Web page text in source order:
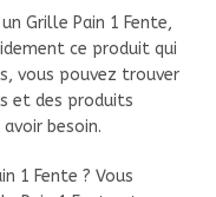
Grille Pain 1 Fente,
ce produit qui
vous pouvez trouver
et des produits
besoin.
1 Fente ? Vous